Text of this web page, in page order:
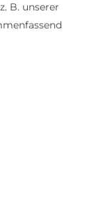
B. unserer